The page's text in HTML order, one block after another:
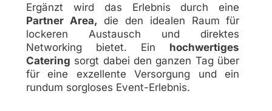
Ergänzt wird das Erlebnis durch eine
Partner Area, die den idealen Raum für
lockeren Austausch und direktes
Networking bietet. Ein hochwertiges
Catering sorgt dabei den ganzen Tag über
für eine exzellente Versorgung und ein
rundum sorgloses Event-Erlebnis.